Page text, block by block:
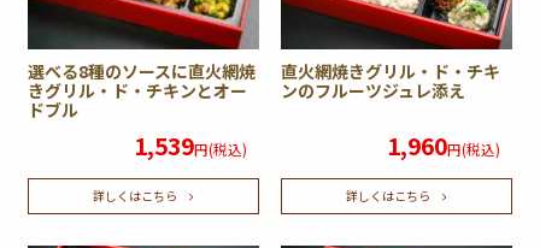
選べる8種のソースに直火網焼
きグリル・ド・チキンとオー
ドブル
1,539円(税込)
詳しくはこちら
直火網焼きグリル・ド・チキ
ンのフルーツジュレ添え
1,960円(税込)
詳しくはこちら